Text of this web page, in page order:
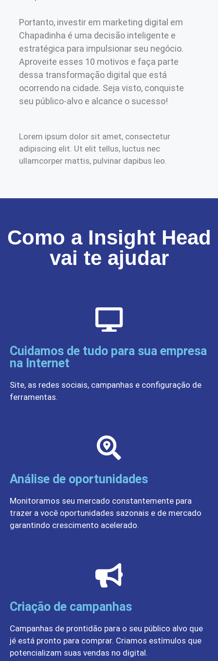
Portanto, investir em marketing digital em
Chapadinha é uma decisão inteligente e
estratégica para impulsionar seu negócio.
Aproveite esses 10 motivos e faça parte
dessa transformação digital que está
ocorrendo na cidade. Seja visto, conquiste
seu público-alvo e alcance o sucesso!
Lorem ipsum dolor sit amet, consectetur
adipiscing elit. Ut elit tellus, luctus nec
ullamcorper mattis, pulvinar dapibus leo.
Como a Insight Head
vai te ajudar
Cuidamos de tudo para sua empresa
na Internet
Site, as redes sociais, campanhas e configuração de
ferramentas.
Análise de oportunidades
Monitoramos seu mercado constantemente para
trazer a você oportunidades sazonais e de mercado
garantindo crescimento acelerado.
Criação de campanhas
Campanhas de prontidão para o seu público alvo que
jé está pronto para comprar. Criamos estímulos que
potencializam suas vendas no digital.